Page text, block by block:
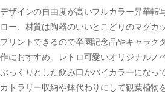
デザインの自由度が高いフルカラー昇華転
ロー、材質は陶器のいいとこどりのマグカ
プリントできるので卒園記念品やキャラク
作におすすめ。レトロ可愛いオリジナルノ
ぷっくりとした飲み口がバイカラーになっ
カトラリー収納や鉢代わりにして観葉植物